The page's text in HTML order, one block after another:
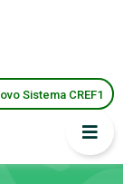
Sistema CREF1